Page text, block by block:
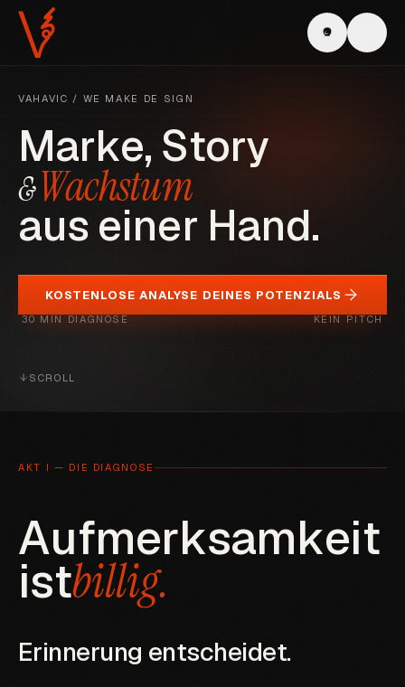
VAHAVIC / WE MAKE DE SIGN
Marke, Story
&Wachstum
auseiner Hand.
KOSTENLOSE ANALYSE DEINES POTENZIALS
30 MIN DIAGNOSE KEIN PITCH
SCROLL
AKT I — DIE DIAGNOSE
Aufmerksamkeit
istbillig.
Erinnerung entscheidet.